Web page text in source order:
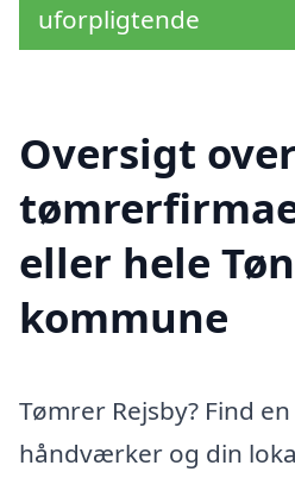
uforpligtende
Oversigt over
eller hele
kommune
Tømrer Rejsby? Find
håndværker og din